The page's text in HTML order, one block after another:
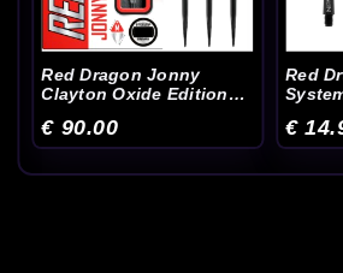
Red Dragon Jonny
Clayton Oxide Edition
Gram
€ 90.00
Red
€